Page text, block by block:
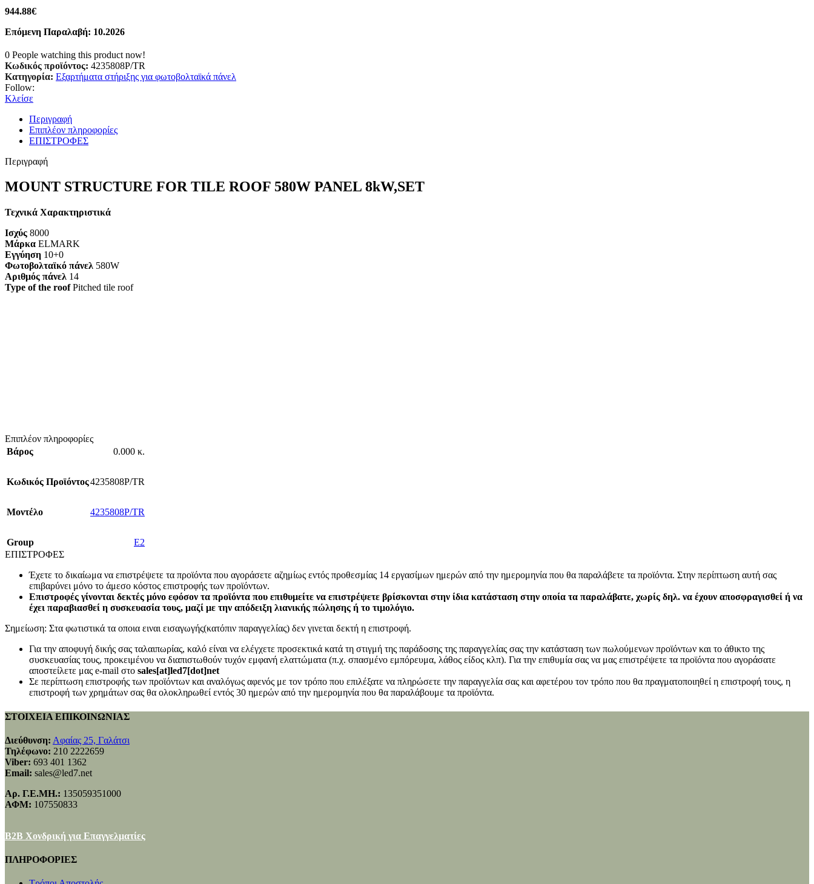
944.88€
Επόμενη Παραλαβή: 10.2026
0 People watching this product now!
Κωδικός προϊόντος: 4235808P/TR
Κατηγορία: Εξαρτήματα στήριξης για φωτοβολταϊκά πάνελ
Follow:
Κλείσε
Περιγραφή
Επιπλέον πληροφορίες
ΕΠΙΣΤΡΟΦΕΣ
Περιγραφή
MOUNT STRUCTURE FOR TILE ROOF 580W PANEL 8kW,SET
Τεχνικά Χαρακτηριστικά
Ισχύς 8000
Μάρκα ELMARK
Εγγύηση 10+0
Φωτοβολταϊκό πάνελ 580W
Αριθμός πάνελ 14
Type of the roofPitched tile roof
Επιπλέον πληροφορίες
Βάρος
0.000 κ.
Κωδικός Προϊόντος4235808P/TR
Mοντέλο 4235808P/TR
Group
E2
ΕΠΙΣΤΡΟΦΕΣ
Έχετε το δικαίωμα να επιστρέψετε τα προϊόντα που αγοράσετε αζημίως εντός προθεσμίας 14 εργασίμων ημερών από την ημερομηνία που θα παραλάβετε τα προϊόντα. Στην περίπτωση αυτή σας
επιβαρύνει μόνο το άμεσο κόστος επιστροφής των προϊόντων.
Επιστροφές γίνονται δεκτές μόνο εφόσον τα προϊόντα που επιθυμείτε να επιστρέψετε βρίσκονται στην ίδια κατάσταση στην οποία τα παραλάβατε, χωρίς δηλ. να έχουν αποσφραγισθεί ή να
έχει παραβιασθεί η συσκευασία τους, μαζί με την απόδειξη λιανικής πώλησης ή το τιμολόγιο.
Σημείωση: Στα φωτιστικά τα οποια ειναι εισαγωγής(κατόπιν παραγγελίας) δεν γινεται δεκτή η επιστροφή.
Για την αποφυγή δικής σας ταλαιπωρίας, καλό είναι να ελέγχετε προσεκτικά κατά τη στιγμή της παράδοσης της παραγγελίας σας την κατάσταση των πωλούμενων προϊόντων και το άθικτο της
συσκευασίας τους, προκειμένου να διαπιστωθούν τυχόν εμφανή ελαττώματα (π.χ. σπασμένο εμπόρευμα, λάθος είδος κλπ). Για την επιθυμία σας να μας επιστρέψετε τα προϊόντα που αγοράσατε
αποστείλετε μας e-mail στο sales[at]led7[dot]net
Σε περίπτωση επιστροφής των προϊόντων και αναλόγως αφενός με τον τρόπο που επιλέξατε να πληρώσετε την παραγγελία σας και αφετέρου τον τρόπο που θα πραγματοποιηθεί η επιστροφή τους, η
επιστροφή των χρημάτων σας θα ολοκληρωθεί εντός 30 ημερών από την ημερομηνία που θα παραλάβουμε τα προϊόντα.
ΣΤΟΙΧΕΙΑ ΕΠΙΚΟΙΝΩΝΙΑΣ
Διεύθυνση: Αφαίας 25, Γαλάτσι
Τηλέφωνο: 210 2222659
Viber: 693 401 1362
Email: sales@led7.net
Αρ. Γ.Ε.ΜΗ.: 135059351000
ΑΦΜ: 107550833
B2B Χονδρική για Επαγγελματίες
ΠΛΗΡΟΦΟΡΙΕΣ